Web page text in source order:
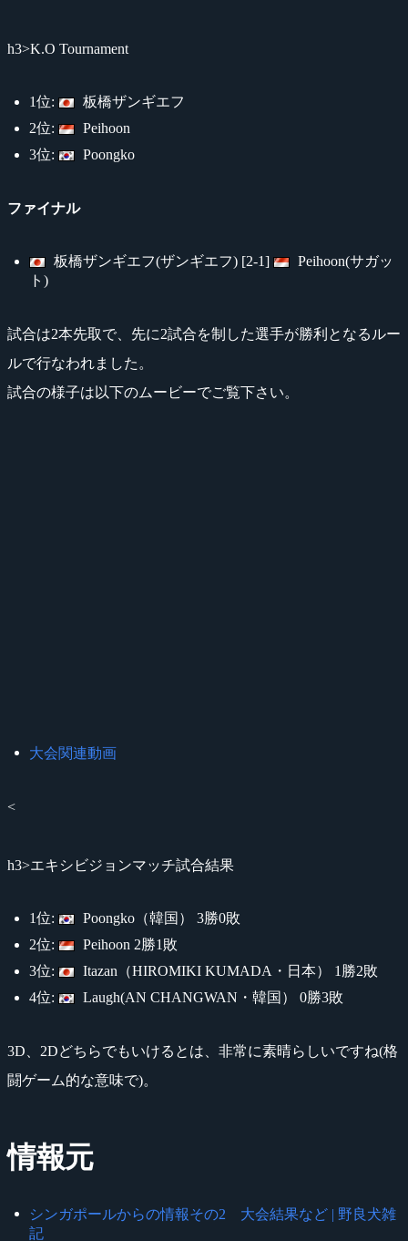
h3>K.O Tournament
1位:
板橋ザンギエフ
2位:
Peihoon
3位:
Poongko
ファイナル
板橋ザンギエフ(ザンギエフ) [2-1]
Peihoon(サガッ
ト)
試合は2本先取で、先に2試合を制した選手が勝利となるルー
ルで行なわれました。
試合の様子は以下のムービーでご覧下さい。
大会関連動画
<
h3>エキシビジョンマッチ試合結果
1位:
Poongko（韓国） 3勝0敗
2位:
Peihoon 2勝1敗
3位:
Itazan（HIROMIKI KUMADA・日本） 1勝2敗
4位:
Laugh(AN CHANGWAN・韓国） 0勝3敗
3D、2Dどちらでもいけるとは、非常に素晴らしいですね(格
闘ゲーム的な意味で)。
情報元
シンガポールからの情報その2 大会結果など | 野良犬雑
記